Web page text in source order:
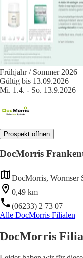
Frühjahr / Sommer 2026
Gültig bis 13.09.2026
Mi. 1.4. - So. 13.9.2026
Prospekt öffnen
DocMorris
DocMorris, Wormser
0,49 km
(06233) 2 73 07
Alle DocMorris Filialen
DocMorris